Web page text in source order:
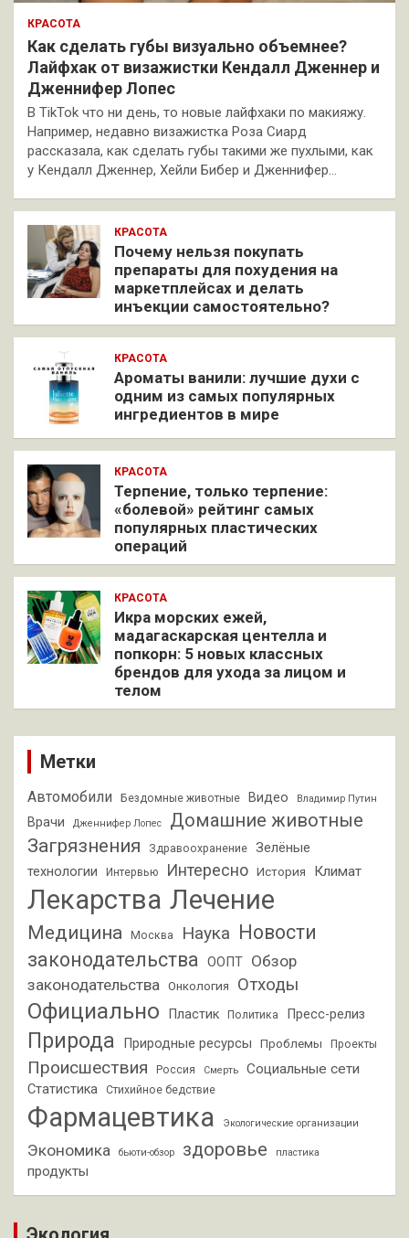
КРАСОТА
Как сделать губы визуально объемнее?
Лайфхак от визажистки Кендалл Дженнер и
Дженнифер Лопес
В TikTok что ни день, то новые лайфхаки по макияжу.
Например, недавно визажистка Роза Сиард
рассказала, как сделать губы такими же пухлыми, как
у Кендалл Дженнер, Хейли Бибер и Дженнифер…
КРАСОТА
Почему нельзя покупать
препараты для похудения на
маркетплейсах и делать
инъекции самостоятельно?
КРАСОТА
Ароматы ванили: лучшие духи с
одним из самых популярных
ингредиентов в мире
КРАСОТА
Терпение, только терпение:
«болевой» рейтинг самых
популярных пластических
операций
КРАСОТА
Икра морских ежей,
мадагаскарская центелла и
попкорн: 5 новых классных
брендов для ухода за лицом и
телом
Метки
Автомобили Бездомные животные Видео Владимир Путин
Врачи Дженнифер Лопес
Домашние животные
Загрязнения
Здравоохранение
Зелёные
технологии
Интервью Интересно История Климат
Лекарства Лечение
Медицина Москва Наука Новости
законодательства ООПТ Обзор
законодательства Онкология Отходы
Официально Пластик Политика Пресс-релиз
Природа Природные ресурсы Проблемы Проекты
Происшествия Россия Смерть Социальные сети
Статистика Стихийное бедствие
Фармацевтика Экологические организации
Экономика бьюти-обзор здоровье пластика
продукты